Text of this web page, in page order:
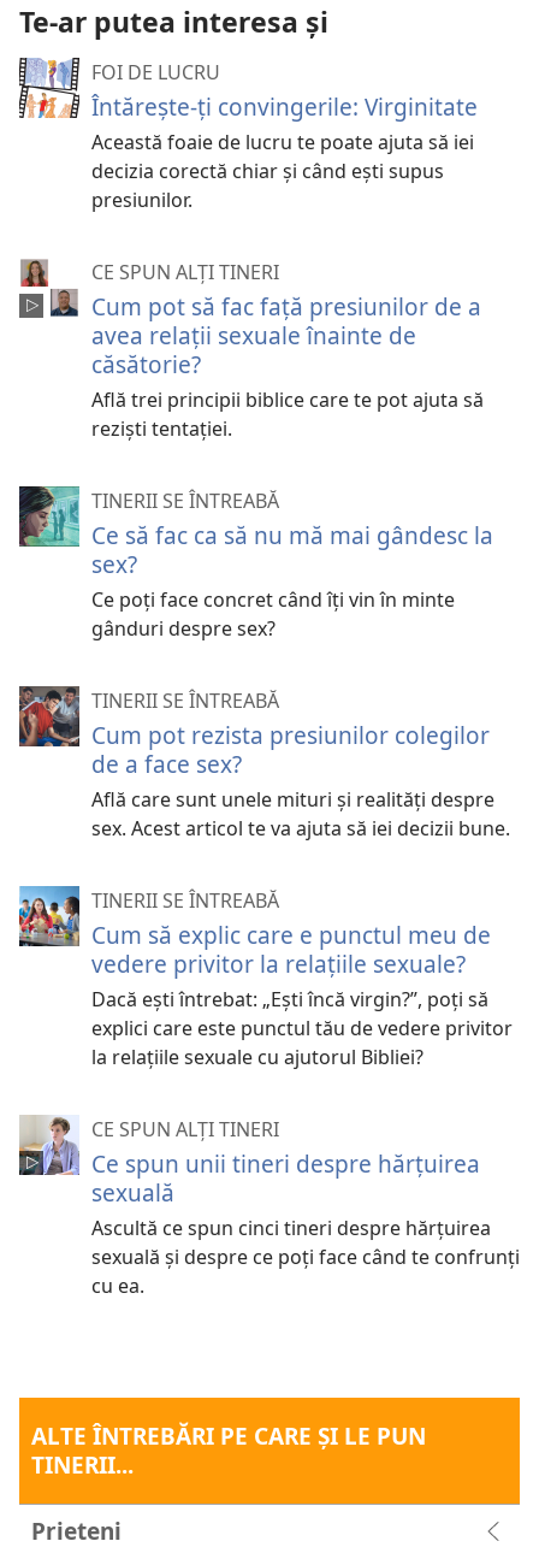
Te-ar putea interesa și
FOI DE LUCRU
Întărește-ți convingerile: Virginitate
Această foaie de lucru te poate ajuta să iei
decizia corectă chiar și când ești supus
presiunilor.
CE SPUN ALȚI TINERI
Cum pot să fac față presiunilor de a
avea relații sexuale înainte de
căsătorie?
Află trei principii biblice care te pot ajuta să
reziști tentației.
TINERII SE ÎNTREABĂ
Ce să fac ca să nu mă mai gândesc la
sex?
Ce poți face concret când îți vin în minte
gânduri despre sex?
TINERII SE ÎNTREABĂ
Cum pot rezista presiunilor colegilor
de a face sex?
Află care sunt unele mituri și realități despre
sex. Acest articol te va ajuta să iei decizii bune.
TINERII SE ÎNTREABĂ
Cum să explic care e punctul meu de
vedere privitor la relațiile sexuale?
Dacă ești întrebat: „Ești încă virgin?”, poți să
explici care este punctul tău de vedere privitor
la relațiile sexuale cu ajutorul Bibliei?
CE SPUN ALȚI TINERI
Ce spun unii tineri despre hărțuirea
sexuală
Ascultă ce spun cinci tineri despre hărțuirea
sexuală și despre ce poți face când te confrunți
cu ea.
ALTE ÎNTREBĂRI PE CARE ŞI LE PUN
TINERII...
Prieteni